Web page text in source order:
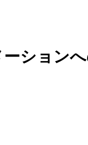
ション